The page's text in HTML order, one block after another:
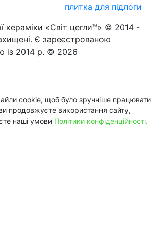
плитка для підлоги
кераміки «Світ цегли™» © 2014 -
Є зареєстрованою
із 2014 р. © 2026
cookie, щоб було зручніше працювати
продовжуєте використання сайту,
наші умови Політики конфіденційності.